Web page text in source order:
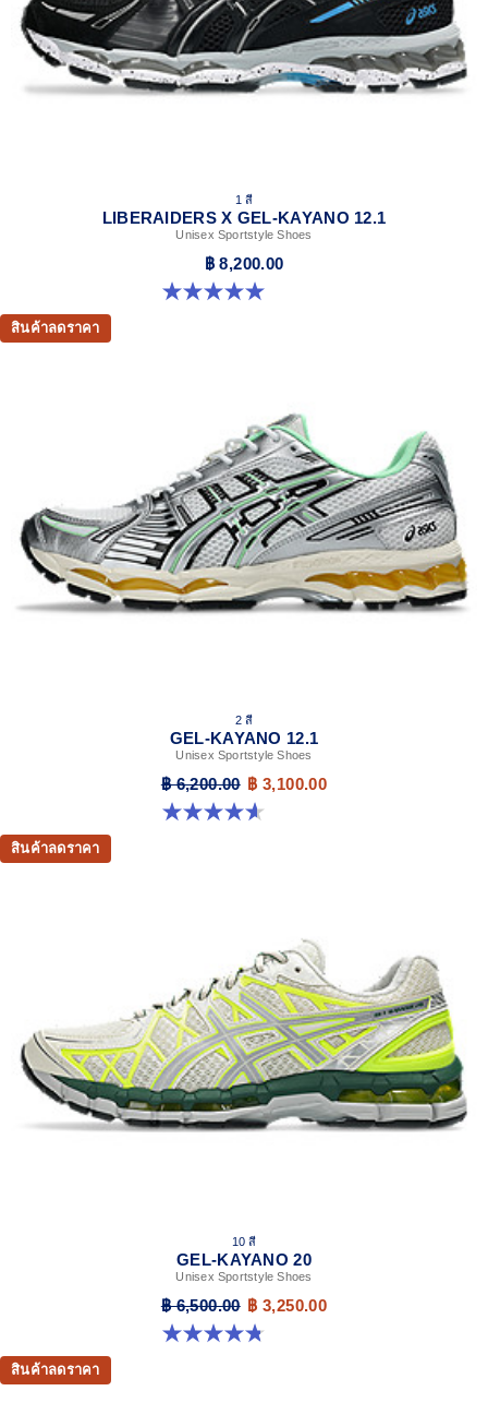
The sockliner is produced with the solution dyeing
process that reduces water usage by approximately
33% and carbon emissions by approximately 45%
compared to the conventional dyeing technology.
1 สี
LIBERAIDERS X GEL-KAYANO 12.1
Unisex Sportstyle Shoes
฿ 8,200.00
5.0 จาก 5 ดาว 3 รีวิว
สินค้าลดราคา
2 สี
GEL-KAYANO 12.1
Unisex Sportstyle Shoes
฿ 6,200.00 ฿ 3,100.00
4.6 จาก 5 ดาว 13 รีวิว
สินค้าลดราคา
10 สี
GEL-KAYANO 20
Unisex Sportstyle Shoes
฿ 6,500.00 ฿ 3,250.00
4.8 จาก 5 ดาว 222 รีวิว
สินค้าลดราคา